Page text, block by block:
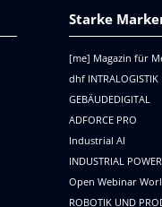
Starke
[me] Magazin für
dhf INTRALOGISTIK
GEBÄUDEDIGITAL
ADFORCE PRO
Industrial AI
INDUSTRIAL POWER
Open Webinar
ROBOTIK UND